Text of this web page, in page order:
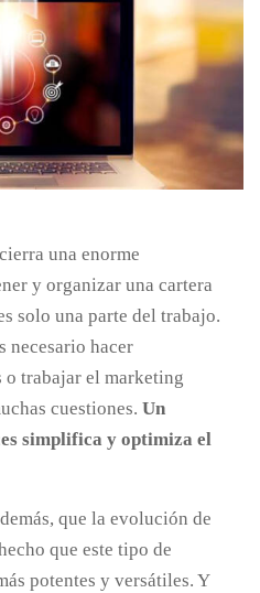
una enorme
y organizar una cartera
solo una parte del trabajo.
necesario hacer
o trabajar el marketing
cuestiones. Un
simplifica y optimiza el
que la evolución de
que este tipo de
potentes y versátiles. Y